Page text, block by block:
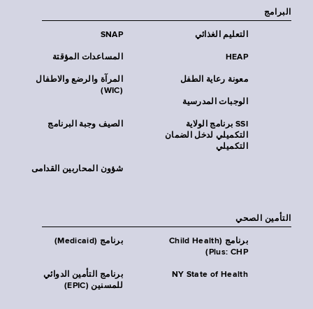
البرامج
SNAP التعليم الغذائي
المساعدات المؤقتة HEAP
المرآة والرضع والاطفال
(WIC)
معونة رعاية الطفل
الوجبات المدرسية
الصيف وجبة البرنامج
SSI برنامج الولاية
التكميلي لدخل الضمان
التكميلي
شؤون المحاربين القدامى
التأمين الصحي
برنامج (Medicaid)
برنامج (Child Health
Plus: CHP)
برنامج التأمين الدوائي
للمسنين (EPIC)
NY State of Health